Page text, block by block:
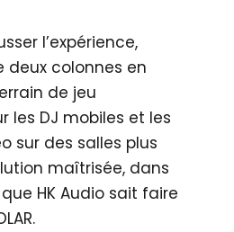
l’expérience,
deux colonnes en
de jeu
les DJ mobiles et les
sur des salles plus
maîtrisée, dans
HK Audio sait faire